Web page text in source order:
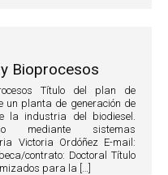
Bioprocesos
Título del plan de
un planta de generación de
la industria del biodiesel.
mediante sistemas
Victoria Ordóñez E-mail:
contrato: Doctoral Título
para la […]